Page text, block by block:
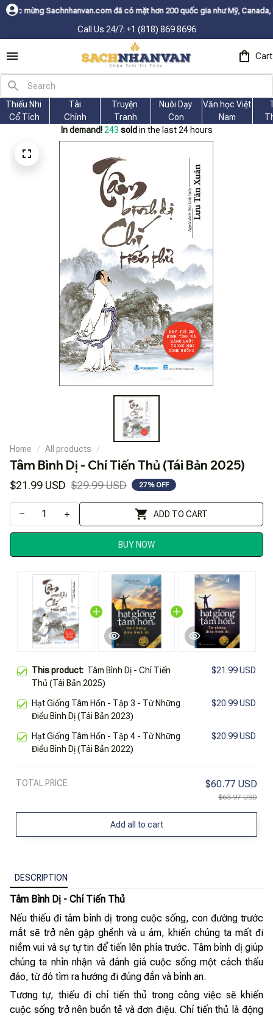
đã có mặt hơn 200 quốc gia như Mỹ, Canada, Úc, Nhật,
Call Us 24/7: +1 (818) 869 8696
Cart
Thiếu Nhi
Cổ Tích
Tài
Chính
Truyện
Tranh
Nuôi Dạy
Con
Văn học Việt
Nam
In demand! 243 sold in the last 24 hours
Home All products
Tâm Bình Dị - Chí Tiến Thủ (Tái Bản 2025)
$21.99 USD $29.99 USD 27% OFF
ADD TO CART
BUY NOW
This product: Tâm Bình Dị - Chí Tiến
Thủ (Tái Bản 2025)
$21.99 USD
Hạt Giống Tâm Hồn - Tập 3 - Từ Những
Điều Bình Dị (Tái Bản 2023)
$20.99 USD
Hạt Giống Tâm Hồn - Tập 4 - Từ Những
Điều Bình Dị (Tái Bản 2022)
$20.99 USD
TOTAL PRICE $60.77 USD
$63.97 USD
Add all to cart
DESCRIPTION
Tâm Bình Dị - Chí Tiến Thủ
Nếu thiếu đi tâm bình dị trong cuộc sống, con đường trước
mắt sẽ trở nên gập ghềnh và u ám, khiến chúng ta mất đi
niềm vui và sự tự tin để tiến lên phía trước. Tâm bình dị giúp
chúng ta nhìn nhận và đánh giá cuộc sống một cách thấu
đáo, từ đó tìm ra hướng đi đúng đắn và bình an.
Tương tự, thiếu đi chí tiến thủ trong công việc sẽ khiến
cuộc sống trở nên buồn tẻ và đơn điệu. Chí tiến thủ là động